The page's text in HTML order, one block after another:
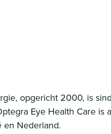
opgericht 2000, is
Eye Health Care is
en Nederland.